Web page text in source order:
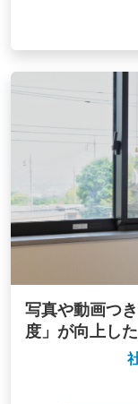
写真や動画つ
度」が向上した